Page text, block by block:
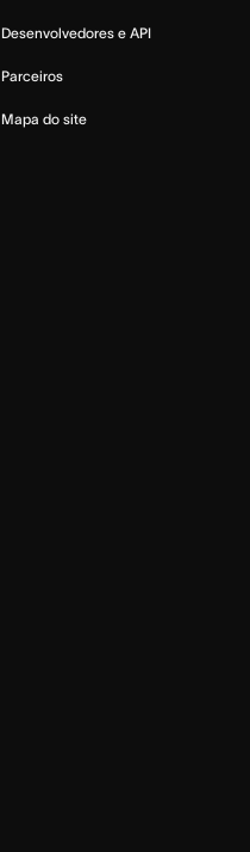
Desenvolvedores e API
Parceiros
Mapa do site